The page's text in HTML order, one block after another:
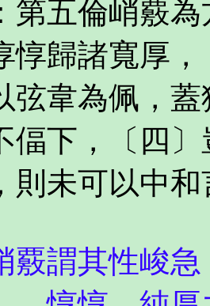
五倫峭覈為
惇歸諸寬厚
弦韋為佩，
偪下，〔四
則未可以中和
覈謂其性峻